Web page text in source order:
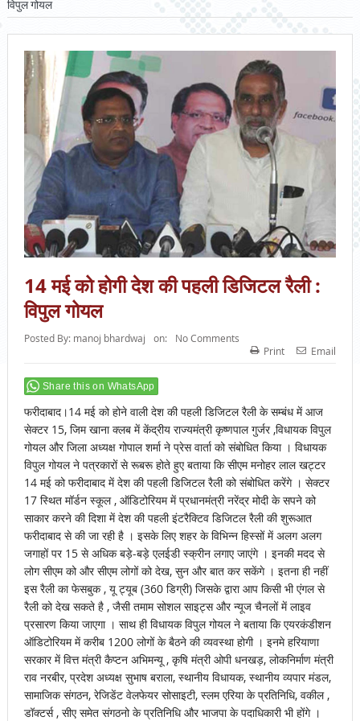
विपुल गोयल
14 मई को होगी देश की पहली डिजिटल रैली :
विपुल गोयल
Posted By: manoj bhardwaj on:
No Comments
Print
Email
Share this on WhatsApp
फरीदाबाद।14 मई को होने वाली देश की पहली डिजिटल रैली के सम्बंध में आज
सेक्टर 15, जिम खाना क्लब में केंद्रीय राज्यमंत्री कृष्णपाल गुर्जर ,विधायक विपुल
गोयल और जिला अध्यक्ष गोपाल शर्मा ने प्रेस वार्ता को संबोधित किया । विधायक
विपुल गोयल ने पत्रकारों से रूबरू होते हुए बताया कि सीएम मनोहर लाल खट्टर
14 मई को फरीदाबाद में देश की पहली डिजिटल रैली को संबोधित करेंगे । सेक्टर
17 स्थित मॉर्डन स्कूल , ऑडिटोरियम में प्रधानमंत्री नरेंद्र मोदी के सपने को
साकार करने की दिशा में देश की पहली इंटरैक्टिव डिजिटल रैली की शुरूआत
फरीदाबाद से की जा रही है । इसके लिए शहर के विभिन्न हिस्सों में अलग अलग
जगाहों पर 15 से अधिक बड़े-बड़े एलईडी स्क्रीन लगाए जाएंगे । इनकी मदद से
लोग सीएम को और सीएम लोगों को देख, सुन और बात कर सकेंगे । इतना ही नहीं
इस रैली का फेसबुक , यू ट्यूब (360 डिग्री) जिसके द्वारा आप किसी भी एंगल से
रैली को देख सकते है , जैसी तमाम सोशल साइट्स और न्यूज चैनलों में लाइव
प्रसारण किया जाएगा । साथ ही विधायक विपुल गोयल ने बताया कि एयरकंडीशन
ऑडिटोरियम में करीब 1200 लोगों के बैठने की व्यवस्था होगी । इनमे हरियाणा
सरकार में वित्त मंत्री कैप्टन अभिमन्यू , कृषि मंत्री ओपी धनखड़, लोकनिर्माण मंत्री
राव नरबीर, प्रदेश अध्यक्ष सुभाष बराला, स्थानीय विधायक, स्थानीय व्यपार मंडल,
सामाजिक संगठन, रेजिडेंट वेलफेयर सोसाइटी, स्लम एरिया के प्रतिनिधि, वकील ,
डॉक्टर्स , सीए समेत संगठनो के प्रतिनिधि और भाजपा के पदाधिकारी भी होंगे ।